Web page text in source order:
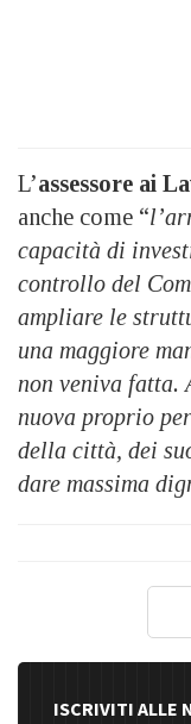
L’assessore ai
anche come “
capacità di
controllo del
ampliare le
una maggiore
non veniva fatta.
nuova proprio
della città, dei
dare massima
ISCRIVITI ALLE